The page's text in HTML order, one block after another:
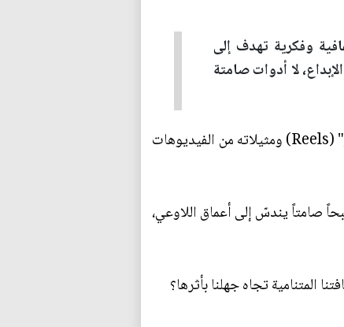
وفكرية تهدف إلى
لا أدوات صامتة
في زمنٍ أصبحت فيه الشاشات امتداداً لأيادينا، والومضات السريعة هي نافذة عقولنا على العالم، يبرز "الريلز" (Reels) ومثيلاته من الفيديوهات
صامتاً يندسّ إلى أعماق اللاوعي،
المتنامية تجاه جهلنا بأثرها؟